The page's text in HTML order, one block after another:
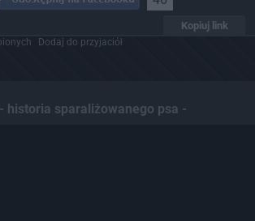
Kopiuj link
Dodaj do przyjaciół
historia sparaliżowanego psa -